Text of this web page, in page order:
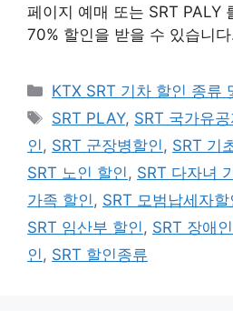
페이지 예매 또는 SRT PALY
70% 할인을 받을 수 있습니
카
테
리
KTX SRT 기차 할인 종류
태
그
SRT PLAY, SRT 국가유
인, SRT 군장병할인, SRT 기
SRT 노인 할인, SRT 다자녀
가족 할인, SRT 모범납세자할
SRT 임산부 할인, SRT 장애
인, SRT 할인종류